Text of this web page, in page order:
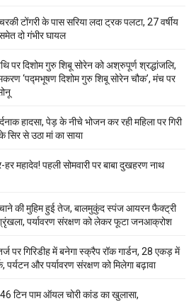
टोंगरी के पास सरिया लदा ट्रक पलटा, 27 वर्षीय
दो गंभीर घायल
पर दिशोम गुरु शिबू सोरेन को अश्रुपूर्ण श्रद्धांजलि,
‘पद्मभूषण दिशोम गुरु शिबू सोरेन चौक’, मंच पर
हादसा, पेड़ के नीचे भोजन कर रही महिला पर गिरी
सिर से उठा मां का साया
महादेव! पहली सोमवारी पर बाबा दुखहरण नाथ
की मुहिम हुई तेज, बालमुकुंद स्पंज आयरन फैक्ट्री
पर्यावरण संरक्षण को लेकर फूटा जनआक्रोश
पर गिरिडीह में बनेगा स्क्रैप रॉक गार्डन, 28 एकड़ में
पर्यटन और पर्यावरण संरक्षण को मिलेगा बढ़ावा
टिन पाम ऑयल चोरी कांड का खुलासा,